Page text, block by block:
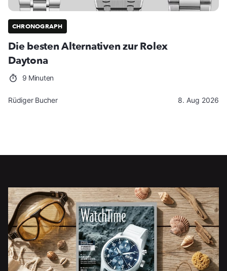
CHRONOGRAPH
Die besten Alternativen zur Rolex
Daytona
9 Minuten
Rüdiger Bucher 8. Aug 2026